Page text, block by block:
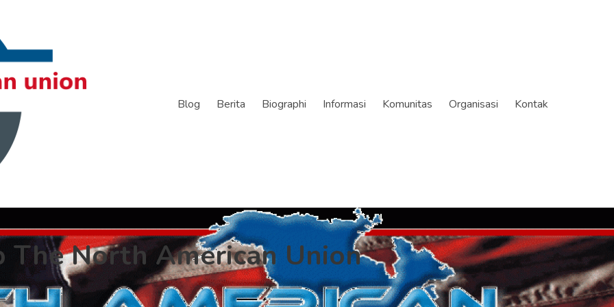
Blog Berita Biographi Informasi Komunitas Organisasi Kontak
The North American Union